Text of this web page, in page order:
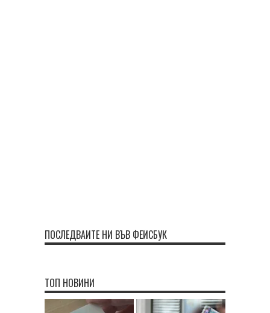
ПОСЛЕДВАЙТЕ НИ ВЪВ ФЕЙСБУК
ТОП НОВИНИ